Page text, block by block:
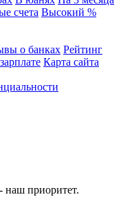
счета Высокий %
о банках Рейтинг
Карта сайта
наш приоритет.